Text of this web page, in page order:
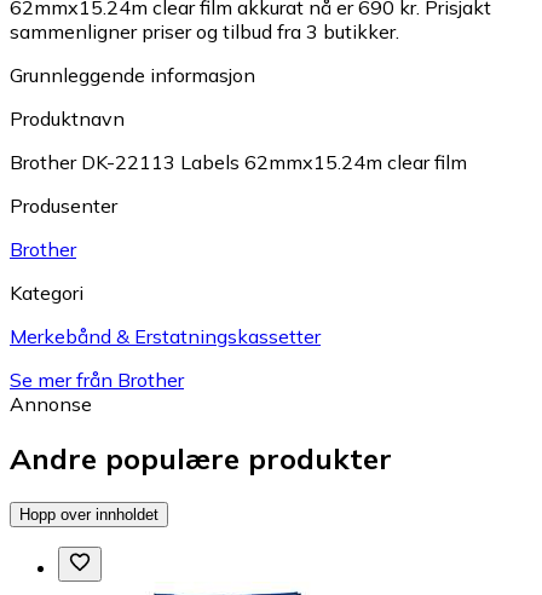
62mmx15.24m clear film akkurat nå er 690 kr. Prisjakt
sammenligner priser og tilbud fra 3 butikker.
Grunnleggende informasjon
Produktnavn
Brother DK-22113 Labels 62mmx15.24m clear film
Produsenter
Brother
Kategori
Merkebånd & Erstatningskassetter
Se mer från Brother
Annonse
Andre populære produkter
Hopp over innholdet